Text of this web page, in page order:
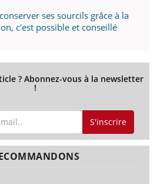
ses sourcils grâce à la
c'est possible et conseillé
? Abonnez-vous à la newsletter
!
S'inscrire